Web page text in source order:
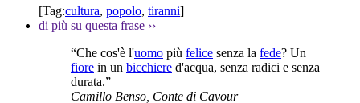
[Tag:cultura, popolo, tiranni]
di più su questa frase ››
“Che cos'è l'uomo più felice senza la fede? Un
fiore in un bicchiere d'acqua, senza radici e senza
durata.”
Camillo Benso, Conte di Cavour